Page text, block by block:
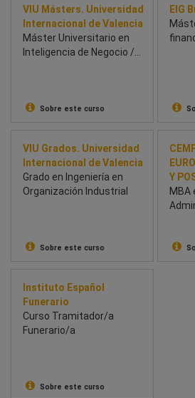
VIU Másters. Universidad
Internacional de Valencia
Máster Universitario en
Inteligencia de Negocio /
Sobre este curso
EIG
VIU Grados. Universidad
Internacional de Valencia
Grado en Ingeniería en
Organización Industrial
Sobre este curso
Y
MBA
Instituto Español
Funerario
Curso Tramitador/a
Funerario/a
Sobre este curso